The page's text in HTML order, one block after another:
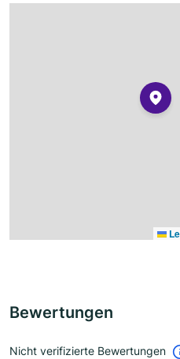
Bewertungen
Nicht verifizierte Bewertungen